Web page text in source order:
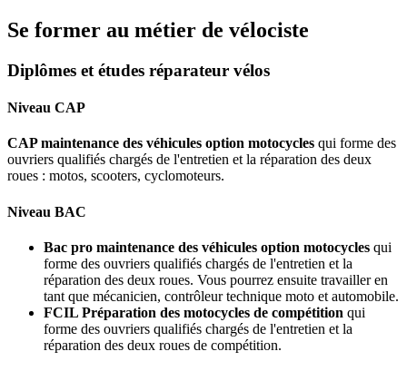
Se former au métier de vélociste
Diplômes et études réparateur vélos
Niveau CAP
CAP maintenance des véhicules option motocycles qui forme des
ouvriers qualifiés chargés de l'entretien et la réparation des deux
roues : motos, scooters, cyclomoteurs.
Niveau BAC
Bac pro maintenance des véhicules option motocycles qui
forme des ouvriers qualifiés chargés de l'entretien et la
réparation des deux roues. Vous pourrez ensuite travailler en
tant que mécanicien, contrôleur technique moto et automobile.
FCIL Préparation des motocycles de compétition qui
forme des ouvriers qualifiés chargés de l'entretien et la
réparation des deux roues de compétition.